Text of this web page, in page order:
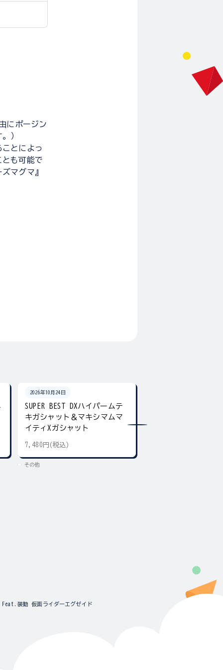
にポージン
）
とによっ
とも可能で
マグマ』
2026年10月24日
SUPER BEST DXハイパームテ
キガシャット＆マキシマムマ
イティXガシャット
7,480円(税込)
その他
装動 仮面ライダーエグゼイド